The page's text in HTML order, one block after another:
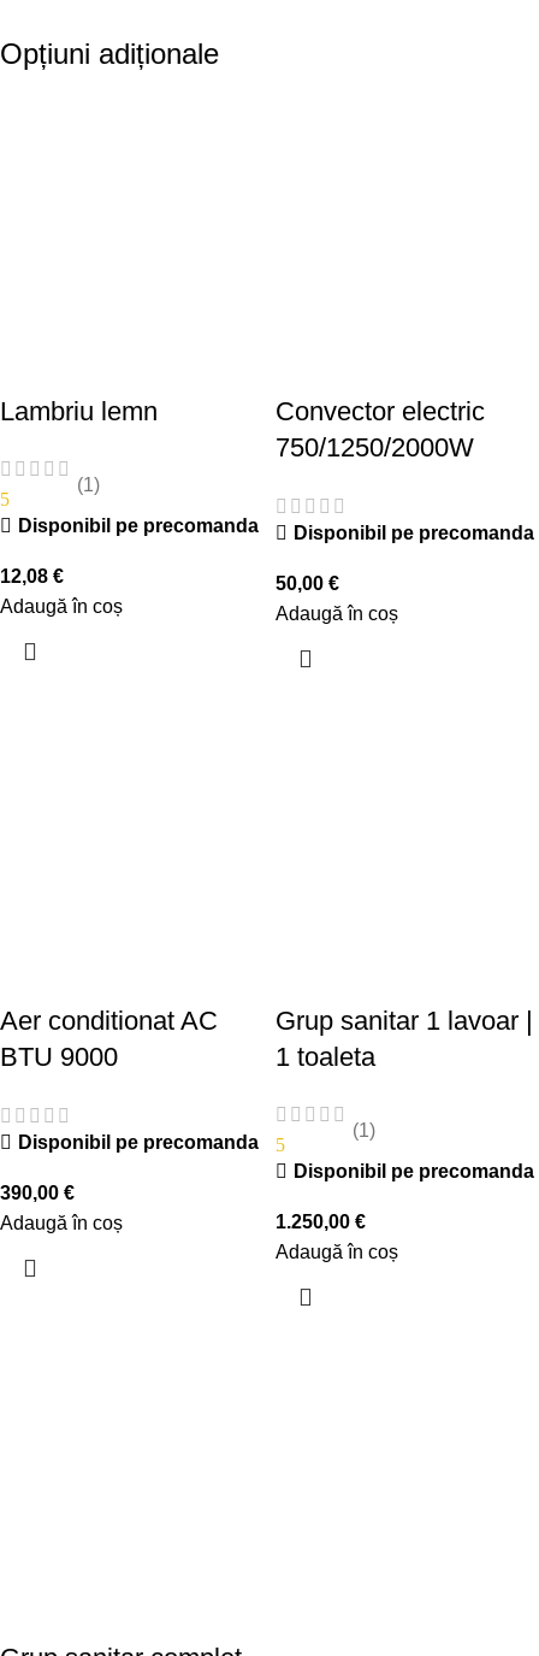
Opțiuni adiționale
Lambriu lemn
5
(1)
Disponibil pe precomanda
12,08 €
Adaugă în coș
Convector electric
750/1250/2000W
Disponibil pe precomanda
50,00 €
Adaugă în coș
Aer conditionat AC
BTU 9000
Disponibil pe precomanda
390,00 €
Adaugă în coș
Grup sanitar 1 lavoar |
1 toaleta
5
(1)
Disponibil pe precomanda
1.250,00 €
Adaugă în coș